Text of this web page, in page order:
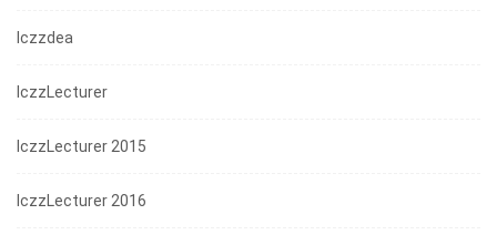
Iczzdea
IczzLecturer
IczzLecturer 2015
IczzLecturer 2016